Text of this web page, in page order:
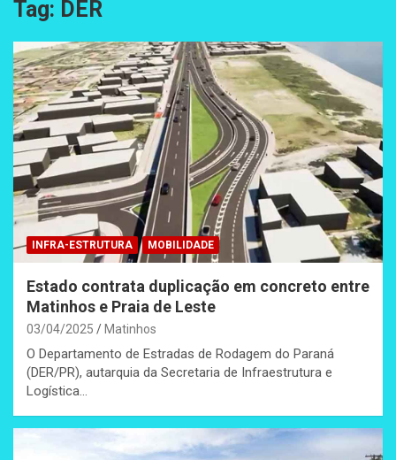
Tag: DER
INFRA-ESTRUTURA MOBILIDADE
Estado contrata duplicação em concreto entre
Matinhos e Praia de Leste
03/04/2025 Matinhos
O Departamento de Estradas de Rodagem do Paraná
(DER/PR), autarquia da Secretaria de Infraestrutura e
Logística…